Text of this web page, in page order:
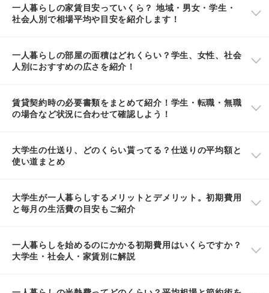
一人暮らしの家賃目安っていくら？ 地域・男女・学生・
社会人別で相場平均や目安を紹介します！
一人暮らしの部屋の面積はどれくらい？学生、女性、社会
人別におすすめの広さを紹介！
賃貸契約時の必要書類をまとめて紹介！学生・転職・無職
の場合など状況に合わせて確認しよう！
大学生の仕送り、どのくらい貰ってる？仕送りの平均額と
使い道まとめ
大学生が一人暮らしするメリットとデメリット。初期費用
と毎月の生活費の目安もご紹介
一人暮らしを始めるのにかかる初期費用はいくらですか？
大学生・社会人・家賃別に解説